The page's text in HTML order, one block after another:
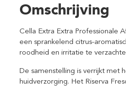
Omschrijving
Cella Extra Extra Professionale
een sprankelend citrus-
roodheid en irritatie te
De samenstelling is verrijkt met
huidverzorging. Het Riserva